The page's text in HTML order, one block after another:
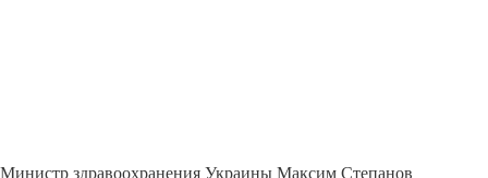
Министр здравоохранения Украины Максим Степанов